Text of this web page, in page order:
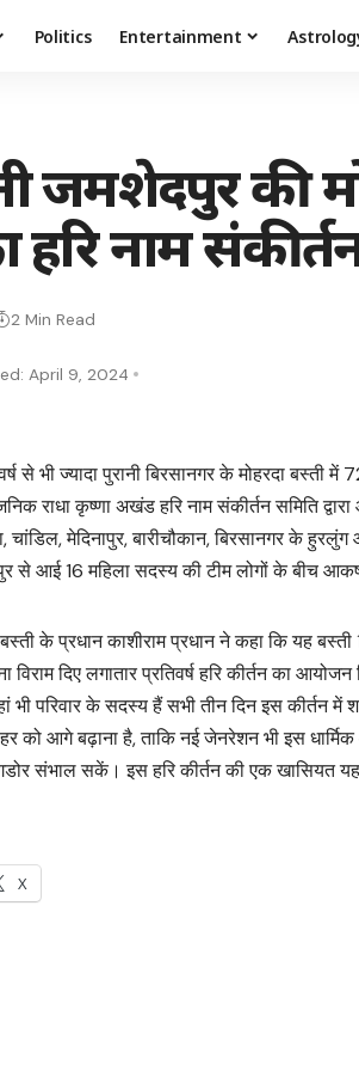
Politics Entertainment
जमशेदपुर की
हरि नाम
April 9, 2024
2 Min Read
से भी ज्यादा पुरानी बिरसानगर के मोहरदा बस्ती
राधा कृष्णा अखंड हरि नाम संकीर्तन समिति
चांडिल, मेदिनापुर, बारीचौकान, बिरसानगर के
से आई 16 महिला सदस्य की टीम लोगों के बीच
के प्रधान काशीराम प्रधान ने कहा कि यह
विराम दिए लगातार प्रतिवर्ष हरि कीर्तन का
भी परिवार के सदस्य हैं सभी तीन दिन इस कीर्तन
को आगे बढ़ाना है, ताकि नई जेनरेशन भी इस
संभाल सकें। इस हरि कीर्तन की एक खासियत यह
X